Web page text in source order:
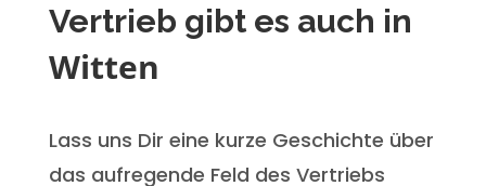
Vertrieb gibt es auch in
Witten
Lass uns Dir eine kurze Geschichte über
das aufregende Feld des Vertriebs